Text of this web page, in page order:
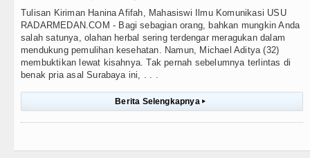
Tulisan Kiriman Hanina Afifah, Mahasiswi Ilmu Komunikasi USU
RADARMEDAN.COM - Bagi sebagian orang, bahkan mungkin Anda
salah satunya, olahan herbal sering terdengar meragukan dalam
mendukung pemulihan kesehatan. Namun, Michael Aditya (32)
membuktikan lewat kisahnya. Tak pernah sebelumnya terlintas di
benak pria asal Surabaya ini, . . .
Berita Selengkapnya ▸